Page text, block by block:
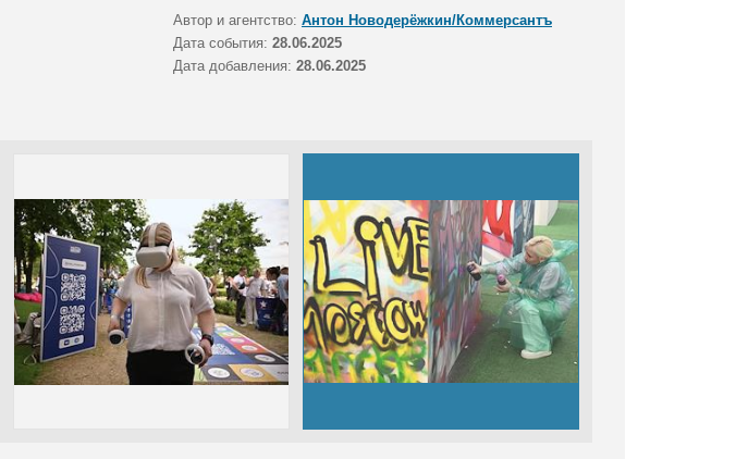
Автор и агентство: Антон Новодерёжкин/Коммерсантъ
Дата события: 28.06.2025
Дата добавления: 28.06.2025